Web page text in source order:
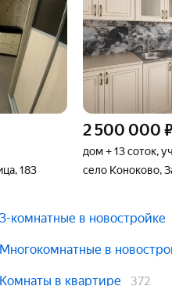
183
2 500 000
дом + 13 соток,
село Коноково,
3-комнатные в новостройке
Многокомнатные в
Комнаты в квартире 372